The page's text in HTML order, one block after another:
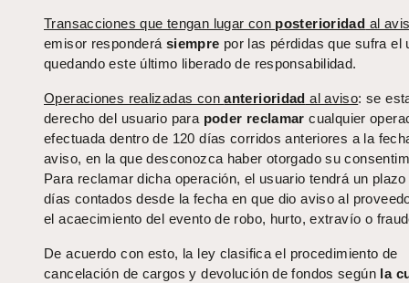
Transacciones que tengan lugar con posterioridad al
emisor responderá siempre por las pérdidas que sufra el
quedando este último liberado de responsabilidad.
Operaciones realizadas conanterioridad al aviso: se
derecho del usuario para poder reclamar cualquier
efectuada dentro de 120 días corridos anteriores a la
aviso, en la que desconozca haber otorgado su
Para reclamar dicha operación, el usuario tendrá un plazo
días contados desde la fecha en que dio aviso al
el acaecimiento del evento de robo, hurto, extravío o
De acuerdo con esto, la ley clasifica el procedimiento de
cancelación de cargos y devolución de fondos según la